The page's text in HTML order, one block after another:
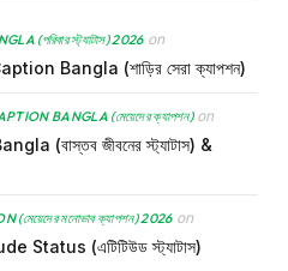
(পরিবার স্ট্যাটাস) 2026on
Bangla (শাড়ির সেরা ক্যাপশন)
BANGLA (মেয়েদের ক্যাপশন)on
(বাস্তব জীবনের স্ট্যাটাস) &
মনোভাব ক্যাপশন) 2026on
(এটিটিউড স্ট্যাটাস)